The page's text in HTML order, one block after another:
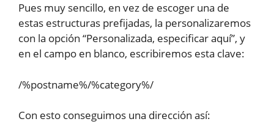
Pues muy sencillo, en vez de escoger una de
estas estructuras prefijadas, la personalizaremos
con la opción “Personalizada, especificar aquí”, y
en el campo en blanco, escribiremos esta clave:
/%postname%/%category%/
Con esto conseguimos una dirección así: